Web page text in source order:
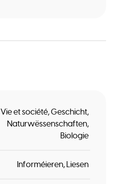
Vie et société Geschicht
Naturwëssenschaften
Biologie
Informéieren Liesen